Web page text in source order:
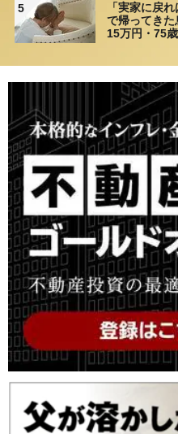
5
「実家に戻
で帰ってき
15万円・75